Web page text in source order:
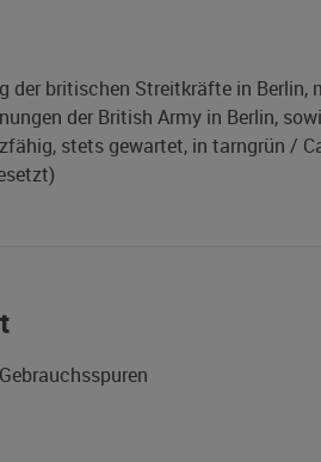
britischen Streitkräfte in Berlin,
der British Army in Berlin,
stets gewartet, in tarngrün /